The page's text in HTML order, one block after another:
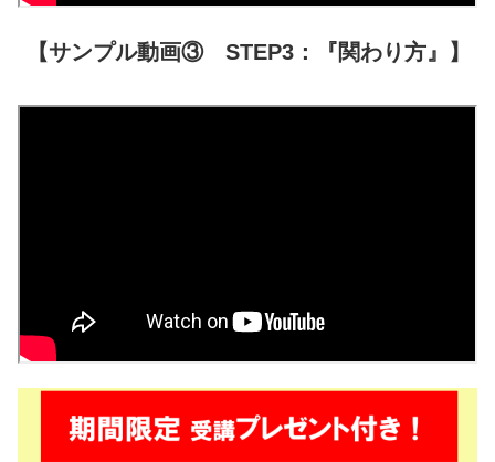
【サンプル動画③ STEP3：『関わり方』】